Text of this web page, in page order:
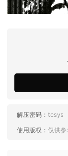
解压密码： tcsys
使用版权： 仅供参